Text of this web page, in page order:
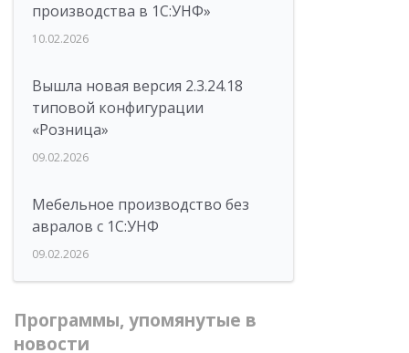
производства в 1С:УНФ»
10.02.2026
Вышла новая версия 2.3.24.18
типовой конфигурации
«Розница»
09.02.2026
Мебельное производство без
авралов с 1С:УНФ
09.02.2026
Программы, упомянутые в
новости